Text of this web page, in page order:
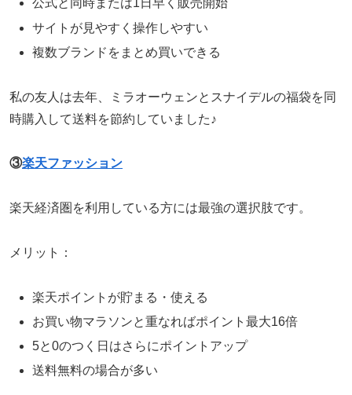
公式と同時または1日早く販売開始
サイトが見やすく操作しやすい
複数ブランドをまとめ買いできる
私の友人は去年、ミラオーウェンとスナイデルの福袋を同
時購入して送料を節約していました♪
③楽天ファッション
楽天経済圏を利用している方には最強の選択肢です。
メリット：
楽天ポイントが貯まる・使える
お買い物マラソンと重なればポイント最大16倍
5と0のつく日はさらにポイントアップ
送料無料の場合が多い